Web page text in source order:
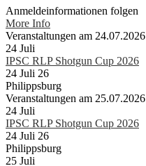
Anmeldeinformationen folgen
More Info
Veranstaltungen am 24.07.2026
24 Juli
IPSC RLP Shotgun Cup 2026
24 Juli 26
Philippsburg
Veranstaltungen am 25.07.2026
24 Juli
IPSC RLP Shotgun Cup 2026
24 Juli 26
Philippsburg
25 Juli